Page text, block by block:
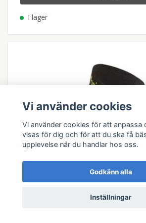
I lager
Vi använder cookies
Vi använder cookies för att anpassa
visas för dig och för att du ska få
upplevelse när du handlar hos oss.
Godkänn alla
Inställningar